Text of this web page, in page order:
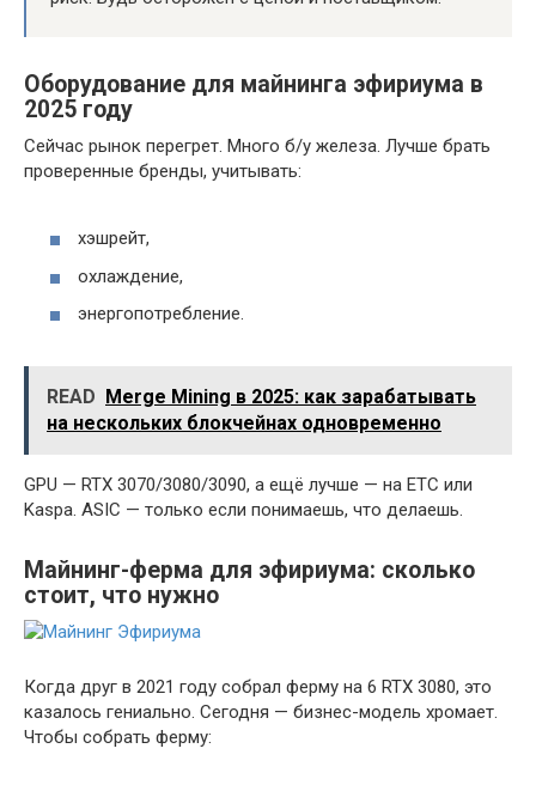
Оборудование для майнинга эфириума в
2025 году
Сейчас рынок перегрет. Много б/у железа. Лучше брать
проверенные бренды, учитывать:
хэшрейт,
охлаждение,
энергопотребление.
READ Merge Mining в 2025: как зарабатывать
на нескольких блокчейнах одновременно
GPU — RTX 3070/3080/3090, а ещё лучше — на ETC или
Kaspa. ASIC — только если понимаешь, что делаешь.
Майнинг-ферма для эфириума: сколько
стоит, что нужно
Когда друг в 2021 году собрал ферму на 6 RTX 3080, это
казалось гениально. Сегодня — бизнес-модель хромает.
Чтобы собрать ферму: